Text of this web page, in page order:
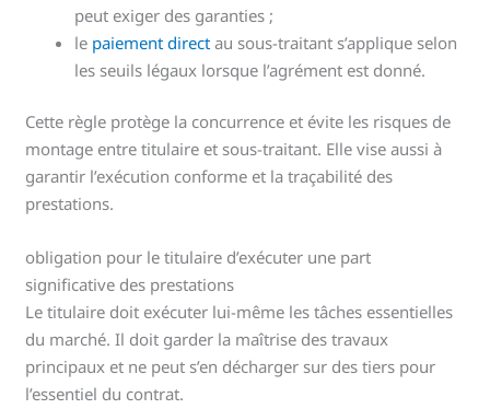
peut exiger des garanties ;
le paiement direct au sous-traitant s’applique selon
les seuils légaux lorsque l’agrément est donné.
Cette règle protège la concurrence et évite les risques de
montage entre titulaire et sous-traitant. Elle vise aussi à
garantir l’exécution conforme et la traçabilité des
prestations.
obligation pour le titulaire d’exécuter une part
significative des prestations
Le titulaire doit exécuter lui-même les tâches essentielles
du marché. Il doit garder la maîtrise des travaux
principaux et ne peut s’en décharger sur des tiers pour
l’essentiel du contrat.